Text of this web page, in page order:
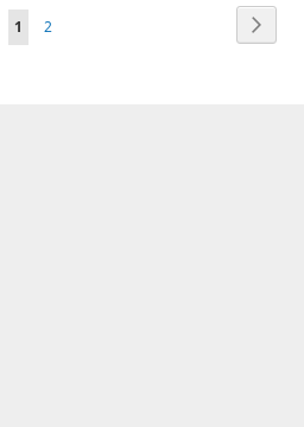
You're
1 Sida
2